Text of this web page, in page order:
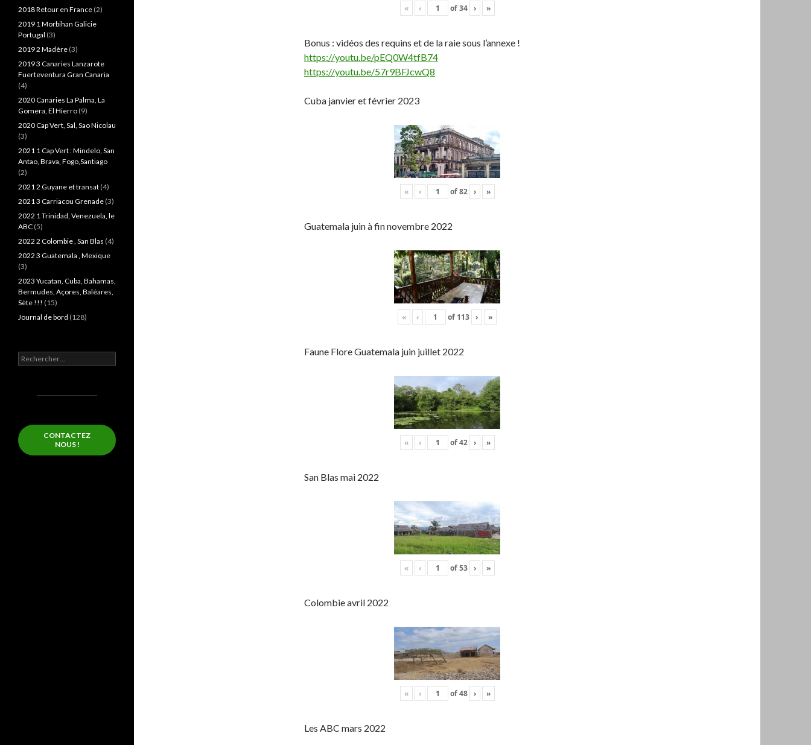
« ‹ of34 › »
Bonus : vidéos des requins et de la raie sous l’annexe !
https://youtu.be/pEQ0W4tfB74
https://youtu.be/57r9BFJcwQ8
Cuba janvier et février 2023
« ‹ of82 › »
Guatemala juin à fin novembre 2022
« ‹ of 113 › »
Faune Flore Guatemala juin juillet 2022
« ‹ of42 › »
San Blas mai 2022
« ‹ of53 › »
Colombie avril 2022
« ‹ of48 › »
Les ABC mars 2022
2018 Retour en France (2)
2019 1 Morbihan Galicie
Portugal (3)
2019 2 Madère (3)
2019 3 Canaries Lanzarote
Fuerteventura Gran Canaria
(4)
2020 Canaries La Palma, La
Gomera, El Hierro (9)
2020 Cap Vert, Sal, Sao Nicolau
(3)
2021 1 Cap Vert : Mindelo, San
Antao, Brava, Fogo,Santiago
(2)
2021 2 Guyane et transat (4)
2021 3 Carriacou Grenade (3)
2022 1 Trinidad, Venezuela, le
ABC (5)
2022 2 Colombie , San Blas (4)
2022 3 Guatemala , Mexique
(3)
2023 Yucatan, Cuba, Bahamas,
Bermudes, Açores, Baléares,
Sète !!! (15)
Journal de bord (128)
Rechercher :
CONTACTEZ
NOUS !